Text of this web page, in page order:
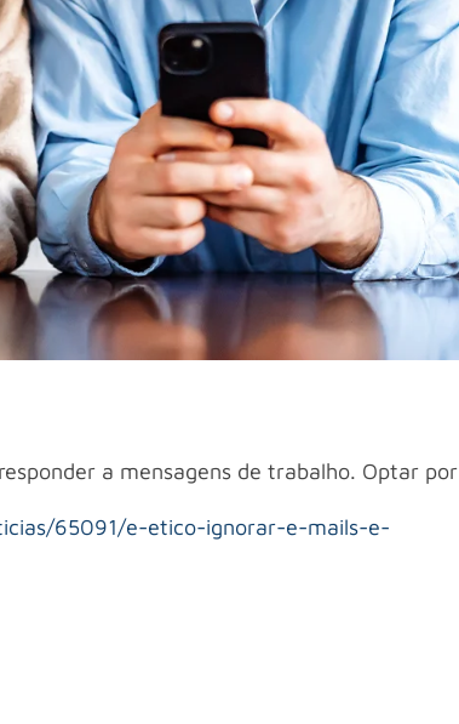
a mensagens de trabalho. Optar por
65091/e-etico-ignorar-e-mails-e-